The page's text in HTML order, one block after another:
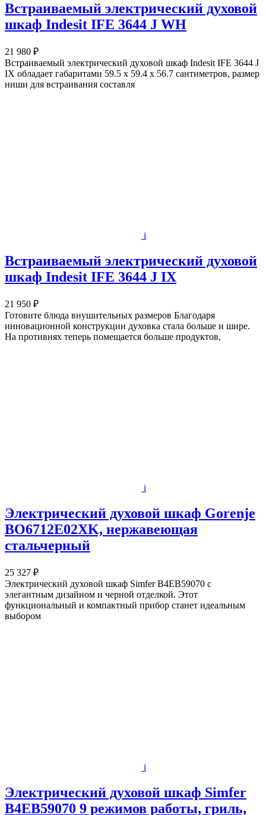
Встраиваемый электрический духовой
шкаф Indesit IFE 3644 J WH
21 980 ₽
Встраиваемый электрический духовой шкаф Indesit IFE 3644 J
IX обладает габаритами 59.5 х 59.4 х 56.7 сантиметров, размер
ниши для встраивания составля
i
Встраиваемый электрический духовой
шкаф Indesit IFE 3644 J IX
21 950 ₽
Готовите блюда внушительных размеров Благодаря
инновационной конструкции духовка стала больше и шире.
На противнях теперь помещается больше продуктов,
i
Электрический духовой шкаф Gorenje
BO6712E02XK, нержавеющая
стальчерный
25 327 ₽
Электрический духовой шкаф Simfer B4EB59070 с
элегантным дизайном и черной отделкой. Этот
функциональный и компактный прибор станет идеальным
выбором
i
Электрический духовой шкаф Simfer
B4EB59070 9 режимов работы, гриль,